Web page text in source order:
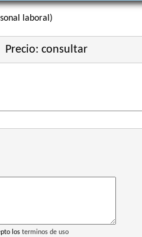
laboral)
Precio: consultar
los terminos de uso